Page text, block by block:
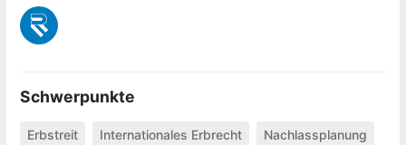
Schwerpunkte
Erbstreit Internationales Erbrecht Nachlassplanung